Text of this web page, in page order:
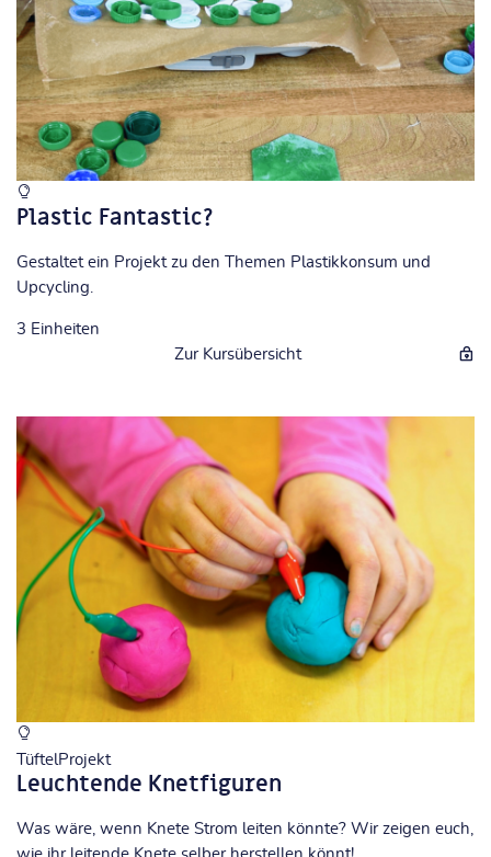
Plastic Fantastic?
Gestaltet ein Projekt zu den Themen Plastikkonsum und
Upcycling.
3 Einheiten
Zur Kursübersicht
TüftelProjekt
Leuchtende Knetfiguren
Was wäre, wenn Knete Strom leiten könnte? Wir zeigen euch,